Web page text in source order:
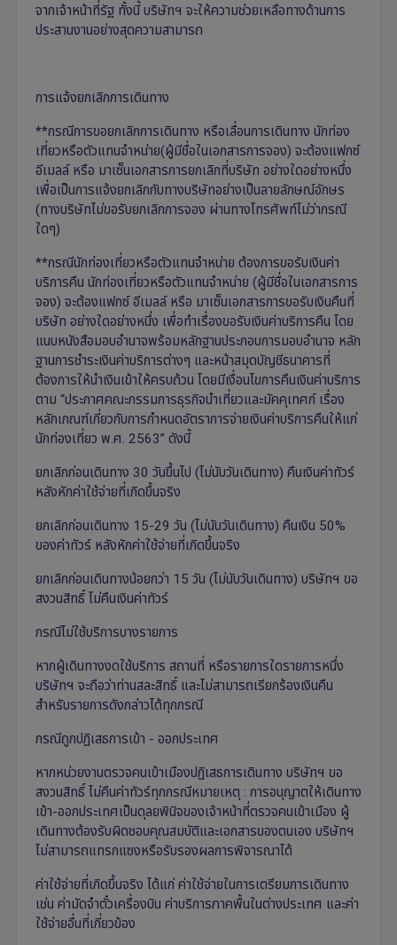
จากเจ้าหน้าที่รัฐ ทั้งนี้ บริษัทฯ จะให้ความช่วยเหลือทางด้านการ
ประสานงานอย่างสุดความสามารถ
การแจ้งยกเลิกการเดินทาง
**กรณีการขอยกเลิกการเดินทาง หรือเลื่อนการเดินทาง นักท่อง
เที่ยวหรือตัวแทนจำหน่าย(ผู้มีชื่อในเอกสารการจอง) จะต้องแฟกซ์
อีเมลล์ หรือ มาเซ็นเอกสารการยกเลิกที่บริษัท อย่างใดอย่างหนึ่ง
เพื่อเป็นการแจ้งยกเลิกกับทางบริษัทอย่างเป็นลายลักษณ์อักษร
(ทางบริษัทไม่ขอรับยกเลิกการจอง ผ่านทางโทรศัพท์ไม่ว่ากรณี
ใดๆ)
**กรณีนักท่องเที่ยวหรือตัวแทนจำหน่าย ต้องการขอรับเงินค่า
บริการคืน นักท่องเที่ยวหรือตัวแทนจำหน่าย (ผู้มีชื่อในเอกสารการ
จอง) จะต้องแฟกซ์ อีเมลล์ หรือ มาเซ็นเอกสารการขอรับเงินคืนที่
บริษัท อย่างใดอย่างหนึ่ง เพื่อทำเรื่องขอรับเงินค่าบริการคืน โดย
แนบหนังสือมอบอำนาจพร้อมหลักฐานประกอบการมอบอำนาจ หลัก
ฐานการชำระเงินค่าบริการต่างๆ และหน้าสมุดบัญชีธนาคารที่
ต้องการให้นำเงินเข้าให้ครบถ้วน โดยมีเงื่อนไขการคืนเงินค่าบริการ
ตาม “ประกาศคณะกรรมการธุรกิจนำเที่ยวและมัคคุเทศก์ เรื่อง
หลักเกณฑ์เกี่ยวกับการกำหนดอัตราการจ่ายเงินค่าบริการคืนให้แก่
นักท่องเที่ยว พ.ศ. 2563” ดังนี้
ยกเลิกก่อนเดินทาง 30 วันขึ้นไป (ไม่นับวันเดินทาง) คืนเงินค่าทัวร์
หลังหักค่าใช้จ่ายที่เกิดขึ้นจริง
ยกเลิกก่อนเดินทาง 15-29 วัน (ไม่นับวันเดินทาง) คืนเงิน 50%
ของค่าทัวร์ หลังหักค่าใช้จ่ายที่เกิดขึ้นจริง
ยกเลิกก่อนเดินทางน้อยกว่า 15 วัน (ไม่นับวันเดินทาง) บริษัทฯ ขอ
สงวนสิทธิ์ ไม่คืนเงินค่าทัวร์
กรณีไม่ใช้บริการบางรายการ
หากผู้เดินทางงดใช้บริการ สถานที่ หรือรายการใดรายการหนึ่ง
บริษัทฯ จะถือว่าท่านสละสิทธิ์ และไม่สามารถเรียกร้องเงินคืน
สำหรับรายการดังกล่าวได้ทุกกรณี
กรณีถูกปฏิเสธการเข้า - ออกประเทศ
หากหน่วยงานตรวจคนเข้าเมืองปฏิเสธการเดินทาง บริษัทฯ ขอ
สงวนสิทธิ์ ไม่คืนค่าทัวร์ทุกกรณีหมายเหตุ : การอนุญาตให้เดินทาง
เข้า-ออกประเทศเป็นดุลยพินิจของเจ้าหน้าที่ตรวจคนเข้าเมือง ผู้
เดินทางต้องรับผิดชอบคุณสมบัติและเอกสารของตนเอง บริษัทฯ
ไม่สามารถแทรกแซงหรือรับรองผลการพิจารณาได้
ค่าใช้จ่ายที่เกิดขึ้นจริง ได้แก่ ค่าใช้จ่ายในการเตรียมการเดินทาง
เช่น ค่ามัดจำตั๋วเครื่องบิน ค่าบริการภาคพื้นในต่างประเทศ และค่า
ใช้จ่ายอื่นที่เกี่ยวข้อง